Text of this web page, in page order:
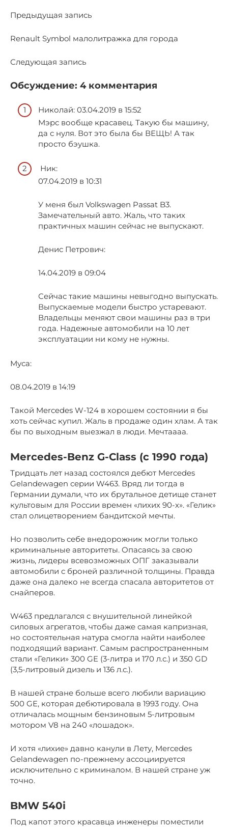
Предыдущая запись
Renault Symbol малолитражка для города
Следующая запись
Обсуждение: 4 комментария
Николай: 03.04.2019 в 15:52
Мэрс вообще красавец. Такую бы машину,
да с нуля. Вот это была бы ВЕЩЬ! А так
просто бэушка.
Ник:
07.04.2019 в 10:31
У меня был Volkswagen Passat B3.
Замечательный авто. Жаль, что таких
практичных машин сейчас не выпускают.
Денис Петрович:
14.04.2019 в 09:04
Сейчас такие машины невыгодно выпускать.
Выпускаемые модели быстро устаревают.
Владельцы меняют свои машины раз в три
года. Надежные автомобили на 10 лет
эксплуатации ни кому не нужны.
Муса:
08.04.2019 в 14:19
Такой Mercedes W-124 в хорошем состоянии я бы
хоть сейчас купил. Жаль в продаже один хлам. А так
бы по выходным выезжал в люди. Мечтаааа.
Mercedes-Benz G-Class (с 1990 года)
Тридцать лет назад состоялся дебют Mercedes
Gelandewagen серии W463. Вряд ли тогда в
Германии думали, что их брутальное детище станет
культовым для России времен «лихих 90-х». «Гелик»
стал олицетворением бандитской мечты.
Но позволить себе внедорожник могли только
криминальные авторитеты. Опасаясь за свою
жизнь, лидеры всевозможных ОПГ заказывали
автомобили с броней различной толщины. Правда
даже она далеко не всегда спасала авторитетов от
снайперов.
W463 предлагался с внушительной линейкой
силовых агрегатов, чтобы даже самая капризная,
но состоятельная натура смогла найти наиболее
подходящий вариант. Самым распространенным
стали «Гелики» 300 GE (3-литра и 170 л.с.) и 350 GD
(3,5-литровый дизель и 136 л.с.).
В нашей стране больше всего любили вариацию
500 GE, которая дебютировала в 1993 году. Она
отличалась мощным бензиновым 5-литровым
мотором V8 на 240 «лошадок».
И хотя «лихие» давно канули в Лету, Mercedes
Gelandewagen по-прежнему ассоциируется
исключительно с криминалом. В нашей стране уж
точно.
BMW 540i
Под капот этого красавца инженеры поместили